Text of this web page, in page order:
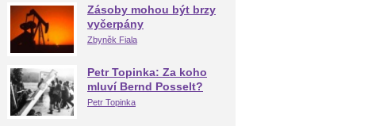
Zásoby mohou být brzy
vyčerpány
Zbyněk Fiala
Petr Topinka: Za koho
mluví Bernd Posselt?
Petr Topinka